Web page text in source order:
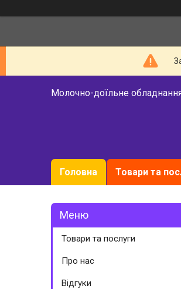
Молочно-доїльне
Головна Товари та
Товари та послуги
Про нас
Відгуки